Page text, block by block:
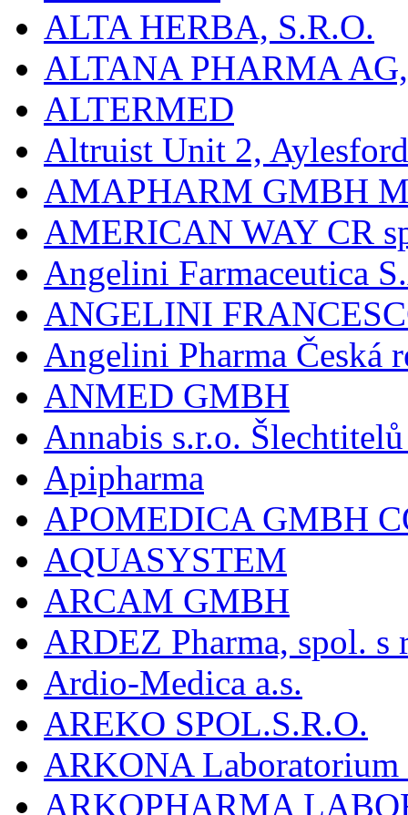
ALTA HERBA, S.R.O.
ALTANA PHARMA
ALTERMED
Altruist Unit 2, Aylesford
AMAPHARM GMBH
AMERICAN WAY CR
Angelini Farmaceutica
ANGELINI
Angelini Pharma Česká
ANMED GMBH
Annabis s.r.o.
Apipharma
APOMEDICA GMBH
AQUASYSTEM
ARCAM GMBH
ARDEZ Pharma, spol. s
Ardio-Medica a.s.
AREKO SPOL.S.R.O.
ARKONA
ARKOPHARMA